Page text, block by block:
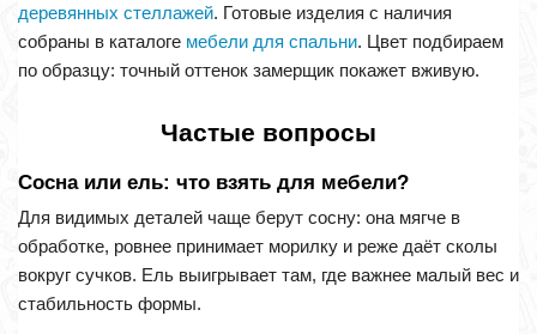
деревянных стеллажей. Готовые изделия с наличия
собраны в каталоге мебели для спальни. Цвет подбираем
по образцу: точный оттенок замерщик покажет вживую.
Частые вопросы
Сосна или ель: что взять для мебели?
Для видимых деталей чаще берут сосну: она мягче в
обработке, ровнее принимает морилку и реже даёт сколы
вокруг сучков. Ель выигрывает там, где важнее малый вес и
стабильность формы.